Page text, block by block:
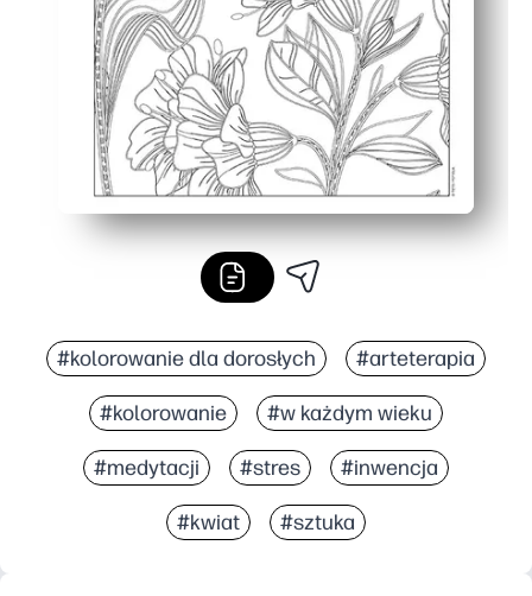
#kolorowanie dla dorosłych #arteterapia
#kolorowanie #w każdym wieku
#medytacji #stres #inwencja
#kwiat #sztuka